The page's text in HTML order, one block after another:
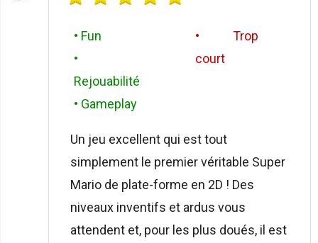
• Fun
•
Rejouabilité
• Gameplay
• Trop
court
Un jeu excellent qui est tout
simplement le premier véritable Super
Mario de plate-forme en 2D ! Des
niveaux inventifs et ardus vous
attendent et, pour les plus doués, il est